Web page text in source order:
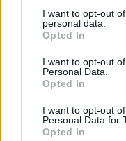
I want to opt-out
personal data.
Opted In
I want to opt-out
Personal Data.
Opted In
I want to opt-out
Personal Data for
Opted In
αθλητών του
και ότι έχει
χρειάζονται έναν
υψηλού επιπέδου
είτε για να
βελτιώσουν τις
τους, όταν είναι